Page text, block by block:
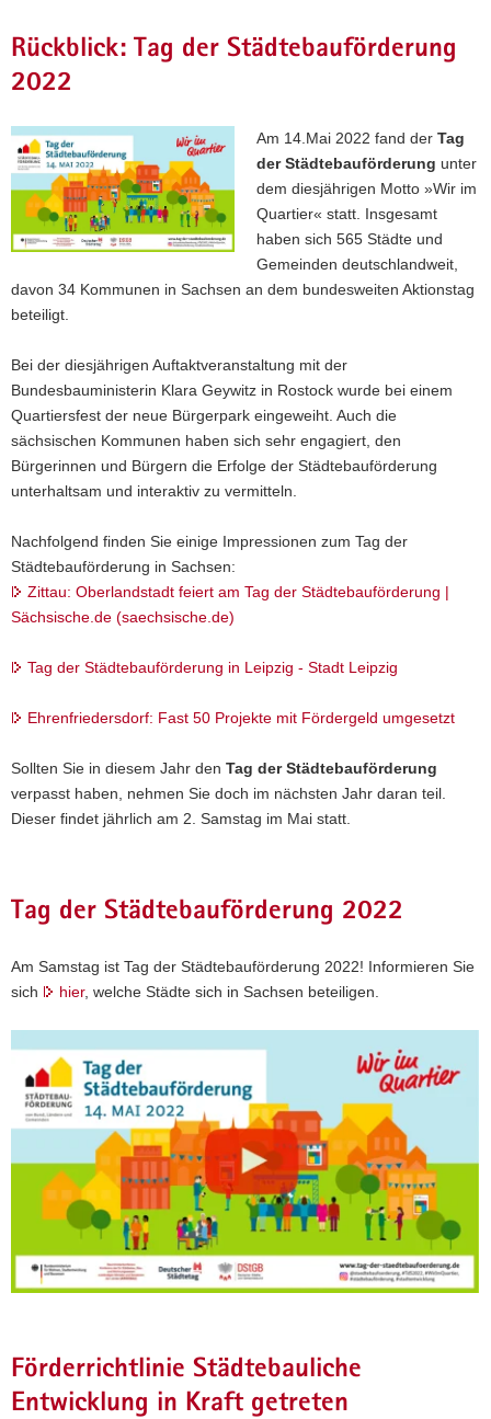
Rückblick: Tag der Städtebauförderung
2022
Am 14.Mai 2022 fand der Tag
der Städtebauförderung unter
dem diesjährigen Motto »Wir im
Quartier« statt. Insgesamt
haben sich 565 Städte und
Gemeinden deutschlandweit,
davon 34 Kommunen in Sachsen an dem bundesweiten Aktionstag
beteiligt.
Bei der diesjährigen Auftaktveranstaltung mit der
Bundesbauministerin Klara Geywitz in Rostock wurde bei einem
Quartiersfest der neue Bürgerpark eingeweiht. Auch die
sächsischen Kommunen haben sich sehr engagiert, den
Bürgerinnen und Bürgern die Erfolge der Städtebauförderung
unterhaltsam und interaktiv zu vermitteln.
Nachfolgend finden Sie einige Impressionen zum Tag der
Städtebauförderung in Sachsen:
Zittau: Oberlandstadt feiert am Tag der Städtebauförderung |
Sächsische.de (saechsische.de)
Tag der Städtebauförderung in Leipzig - Stadt Leipzig
Ehrenfriedersdorf: Fast 50 Projekte mit Fördergeld umgesetzt
Sollten Sie in diesem Jahr den Tag der Städtebauförderung
verpasst haben, nehmen Sie doch im nächsten Jahr daran teil.
Dieser findet jährlich am 2. Samstag im Mai statt.
Tag der Städtebauförderung 2022
Am Samstag ist Tag der Städtebauförderung 2022! Informieren Sie
sich
hier, welche Städte sich in Sachsen beteiligen.
Förderrichtlinie Städtebauliche
Entwicklung in Kraft getreten